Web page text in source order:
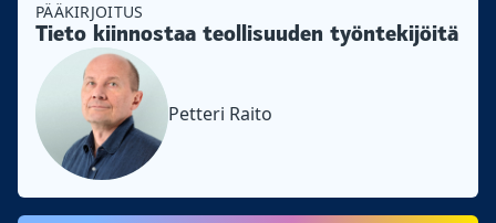
PÄÄKIRJOITUS
Tieto kiinnostaa teollisuuden työntekijöitä
Petteri Raito